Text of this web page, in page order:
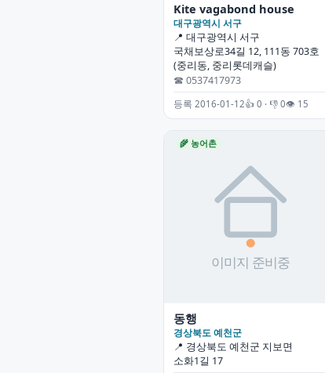
Kite vagabond house
대구광역시 서구
📍 대구광역시 서구
국채보상로34길 12, 111동 703호
(중리동, 중리롯데캐슬)
☎ 0537417973
등록 2016-01-12👍 0 · 👎 0👁 15
🌾 농어촌
동행
경상북도 예천군
📍 경상북도 예천군 지보면
소화1길 17